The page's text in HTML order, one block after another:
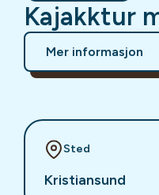
Kajakktur
Mer informasjon
Sted
Kristiansund